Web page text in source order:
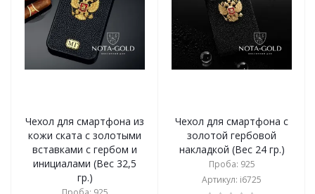
Чехол для смартфона из
кожи ската с золотыми
вставками с гербом и
инициалами (Вес 32,5
гр.)
Чехол для смартфона с
золотой гербовой
накладкой (Вес 24 гр.)
Проба: 925
Артикул: i6725